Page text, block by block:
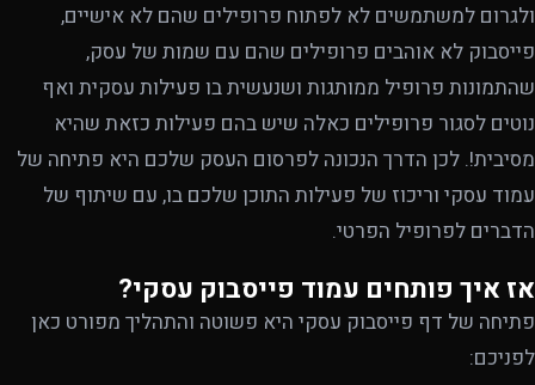
ולגרום למשתמשים לא לפתוח פרופילים שהם לא אישיים,
פייסבוק לא אוהבים פרופילים שהם עם שמות של עסק,
שהתמונות פרופיל ממותגות ושנעשית בו פעילות עסקית ואף
נוטים לסגור פרופילים כאלה שיש בהם פעילות כזאת שהיא
מסיבית!. לכן הדרך הנכונה לפרסום העסק שלכם היא פתיחה של
עמוד עסקי וריכוז של פעילות התוכן שלכם בו, עם שיתוף של
הדברים לפרופיל הפרטי.
אז איך פותחים עמוד פייסבוק עסקי?
פתיחה של דף פייסבוק עסקי היא פשוטה והתהליך מפורט כאן
לפניכם: